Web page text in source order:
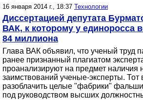
16 января 2014 г., 18:37 Технологии
Диссертацией депутата
ВАК, к которому у единоросса
84 миллиона
Глава ВАК объявил, что ученый труд
ранее признанный плагиатом
проанализируют на предмет наличия
заимствований ученые-эксперты. Тот
разоблачить целые "фабрики"
под руководством высших